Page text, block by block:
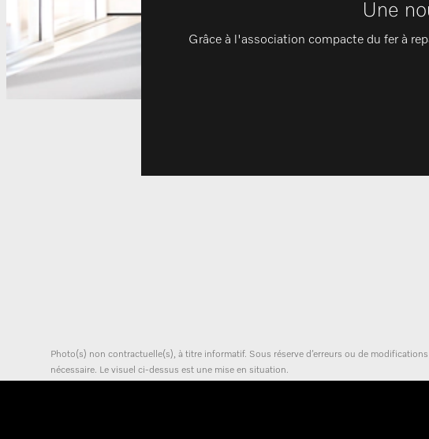
Une
Grâce à l'association compacte du fer à
Photo(s) non contractuelle(s), à titre informatif. Sous réserve d’erreurs ou de
nécessaire. Le visuel ci-dessus est une mise en situation.